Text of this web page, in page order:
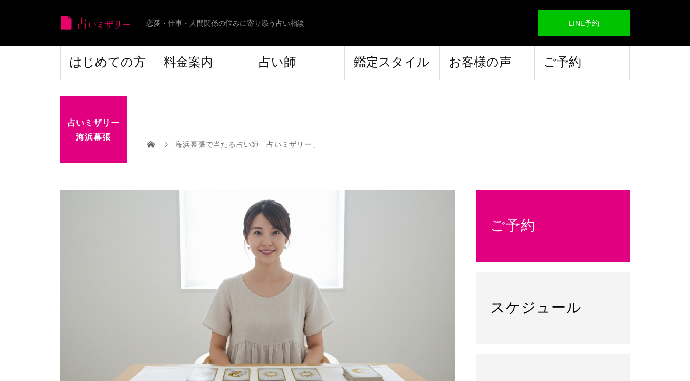
恋愛・仕事・人間関係の悩みに寄り添う占い相談 LINE予約
はじめての方 料金案内 占い師 鑑定スタイル お客様の声 ご予約
占いミザリー
海浜幕張
海浜幕張で当たる占い師「占いミザリー」
ご予約
スケジュール